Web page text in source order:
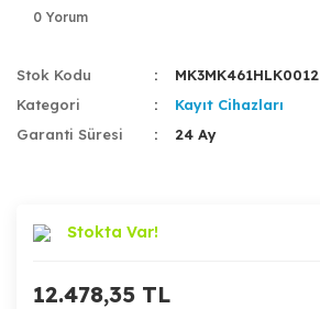
0 Yorum
Stok Kodu
MK3MK461HLK0012
Kategori
Kayıt Cihazları
Garanti Süresi
24 Ay
Stokta Var!
12.478,35 TL